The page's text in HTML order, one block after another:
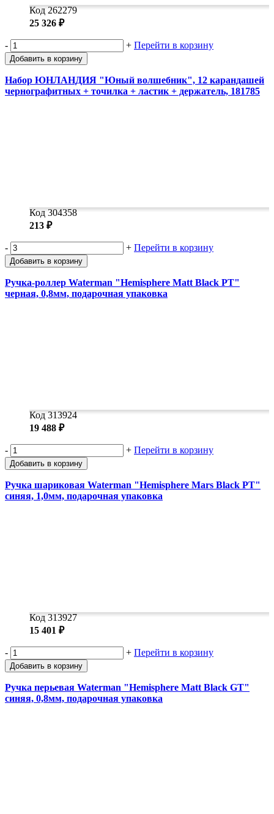
Код 262279
25 326 ₽
- + Перейти в корзину
Добавить в корзину
Набор ЮНЛАНДИЯ "Юный волшебник", 12 карандашей
чернографитных + точилка + ластик + держатель, 181785
Код 304358
213 ₽
- + Перейти в корзину
Добавить в корзину
Ручка-роллер Waterman "Hemisphere Matt Black PТ"
черная, 0,8мм, подарочная упаковка
Код 313924
19 488 ₽
- + Перейти в корзину
Добавить в корзину
Ручка шариковая Waterman "Hemisphere Mars Black PT"
синяя, 1,0мм, подарочная упаковка
Код 313927
15 401 ₽
- + Перейти в корзину
Добавить в корзину
Ручка перьевая Waterman "Hemisphere Matt Black GT"
синяя, 0,8мм, подарочная упаковка